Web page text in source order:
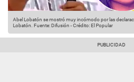
Abel Lobatón se mostró muy incómodo por las
Lobatón. Fuente: Difusión -Crédito: El Popular